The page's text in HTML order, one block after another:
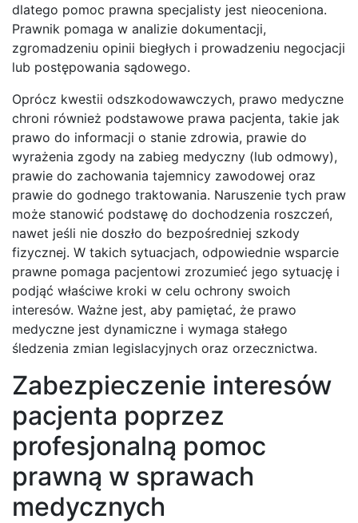
dlatego pomoc prawna specjalisty jest nieoceniona.
Prawnik pomaga w analizie dokumentacji,
zgromadzeniu opinii biegłych i prowadzeniu negocjacji
lub postępowania sądowego.
Oprócz kwestii odszkodowawczych, prawo medyczne
chroni również podstawowe prawa pacjenta, takie jak
prawo do informacji o stanie zdrowia, prawie do
wyrażenia zgody na zabieg medyczny (lub odmowy),
prawie do zachowania tajemnicy zawodowej oraz
prawie do godnego traktowania. Naruszenie tych praw
może stanowić podstawę do dochodzenia roszczeń,
nawet jeśli nie doszło do bezpośredniej szkody
fizycznej. W takich sytuacjach, odpowiednie wsparcie
prawne pomaga pacjentowi zrozumieć jego sytuację i
podjąć właściwe kroki w celu ochrony swoich
interesów. Ważne jest, aby pamiętać, że prawo
medyczne jest dynamiczne i wymaga stałego
śledzenia zmian legislacyjnych oraz orzecznictwa.
Zabezpieczenie interesów
pacjenta poprzez
profesjonalną pomoc
prawną w sprawach
medycznych